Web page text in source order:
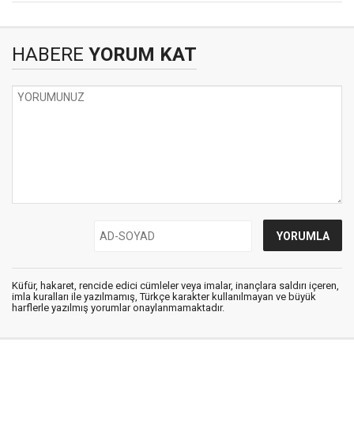
HABERE YORUM KAT
Küfür, hakaret, rencide edici cümleler veya imalar, inançlara saldırı içeren,
imla kuralları ile yazılmamış, Türkçe karakter kullanılmayan ve büyük
harflerle yazılmış yorumlar onaylanmamaktadır.